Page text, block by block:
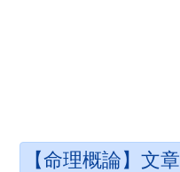
【命理概論】文章